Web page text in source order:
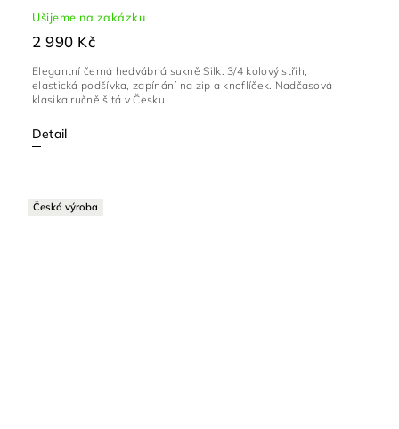
Ušijeme na zakázku
2 990 Kč
Detail
Elegantní černá hedvábná sukně Silk. 3/4 kolový střih,
elastická podšívka, zapínání na zip a knoflíček. Nadčasová
klasika ručně šitá v Česku.
Česká výroba